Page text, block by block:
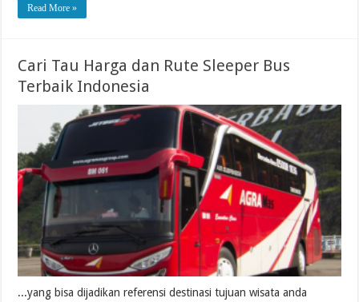
Read More »
Cari Tau Harga dan Rute Sleeper Bus
Terbaik Indonesia
...yang bisa dijadikan referensi destinasi tujuan wisata anda